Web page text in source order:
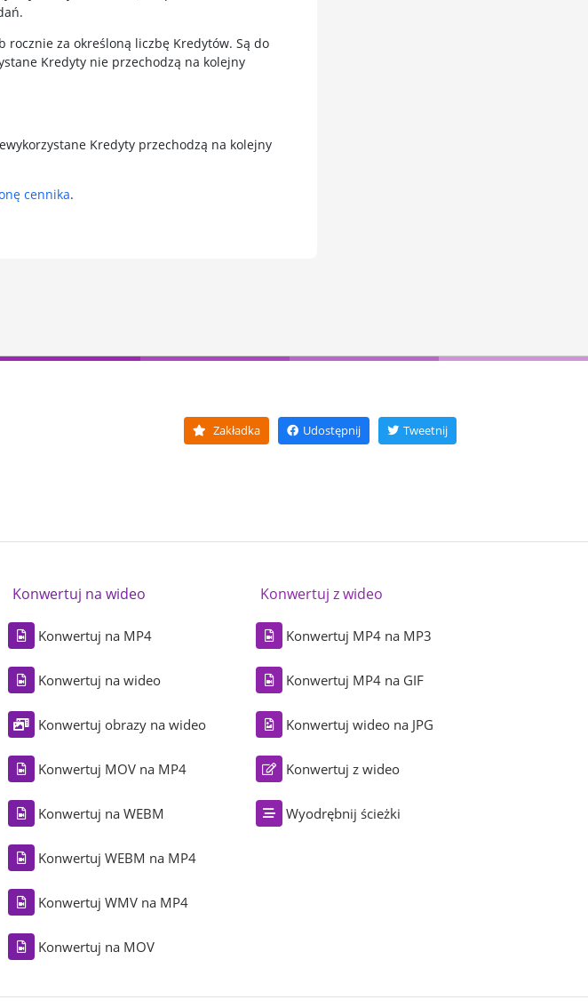
za określoną liczbę Kredytów. Są do
Kredyty nie przechodzą na kolejny
Kredyty przechodzą na kolejny
cennika.
Zakładka Udostępnij Tweetnij
Konwertuj na wideo
Konwertuj na MP4
Konwertuj na wideo
Konwertuj obrazy na wideo
Konwertuj MOV na MP4
Konwertuj na WEBM
Konwertuj WEBM na MP4
Konwertuj WMV na MP4
Konwertuj na MOV
Konwertuj z wideo
Konwertuj MP4 na MP3
Konwertuj MP4 na GIF
Konwertuj wideo na JPG
Konwertuj z wideo
Wyodrębnij ścieżki